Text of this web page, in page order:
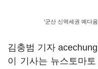
'군산 신역세권 예다
김충범 기자
이 기사는 뉴스토마